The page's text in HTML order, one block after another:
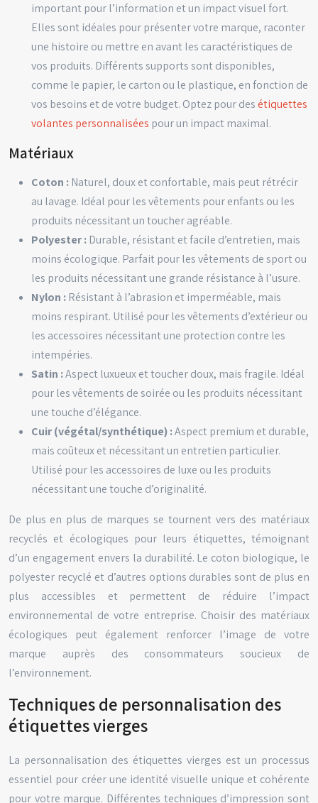
important pour l’information et un impact visuel fort.
Elles sont idéales pour présenter votre marque, raconter
une histoire ou mettre en avant les caractéristiques de
vos produits. Différents supports sont disponibles,
comme le papier, le carton ou le plastique, en fonction de
vos besoins et de votre budget. Optez pour desétiquettes
volantes personnalisées pour un impact maximal.
Matériaux
Coton : Naturel, doux et confortable, mais peut rétrécir
au lavage. Idéal pour les vêtements pour enfants ou les
produits nécessitant un toucher agréable.
Polyester : Durable, résistant et facile d’entretien, mais
moins écologique. Parfait pour les vêtements de sport ou
les produits nécessitant une grande résistance à l’usure.
Nylon : Résistant à l’abrasion et imperméable, mais
moins respirant. Utilisé pour les vêtements d’extérieur ou
les accessoires nécessitant une protection contre les
intempéries.
Satin :Aspect luxueux et toucher doux, mais fragile. Idéal
pour les vêtements de soirée ou les produits nécessitant
une touche d’élégance.
Cuir (végétal/synthétique) :Aspect premium et durable,
mais coûteux et nécessitant un entretien particulier.
Utilisé pour les accessoires de luxe ou les produits
nécessitant une touche d’originalité.
De plus en plus de marques se tournent vers des matériaux
recyclés et écologiques pour leurs étiquettes, témoignant
d’un engagement envers la durabilité. Le coton biologique, le
polyester recyclé et d’autres options durables sont de plus en
plus accessibles et permettent de réduire l’impact
environnemental de votre entreprise. Choisir des matériaux
écologiques peut également renforcer l’image de votre
marque auprès des consommateurs soucieux de
l’environnement.
Techniques de personnalisation des
étiquettes vierges
La personnalisation des étiquettes vierges est un processus
essentiel pour créer une identité visuelle unique et cohérente
pour votre marque. Différentes techniques d’impression sont